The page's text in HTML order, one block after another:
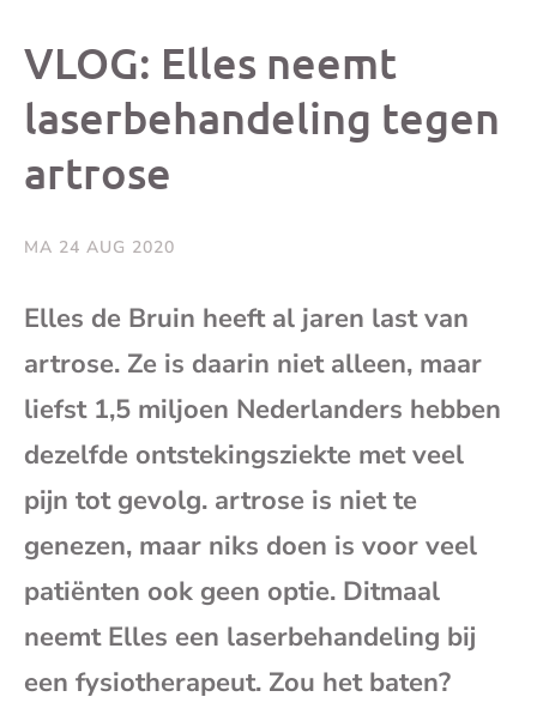
berichtbericht
VLOG: Elles neemt
laserbehandeling tegen
artrose
MA 24 AUG 2020
Elles de Bruin heeft al jaren last van
artrose. Ze is daarin niet alleen, maar
liefst 1,5 miljoen Nederlanders hebben
dezelfde ontstekingsziekte met veel
pijn tot gevolg. artrose is niet te
genezen, maar niks doen is voor veel
patiënten ook geen optie. Ditmaal
neemt Elles een laserbehandeling bij
een fysiotherapeut. Zou het baten?